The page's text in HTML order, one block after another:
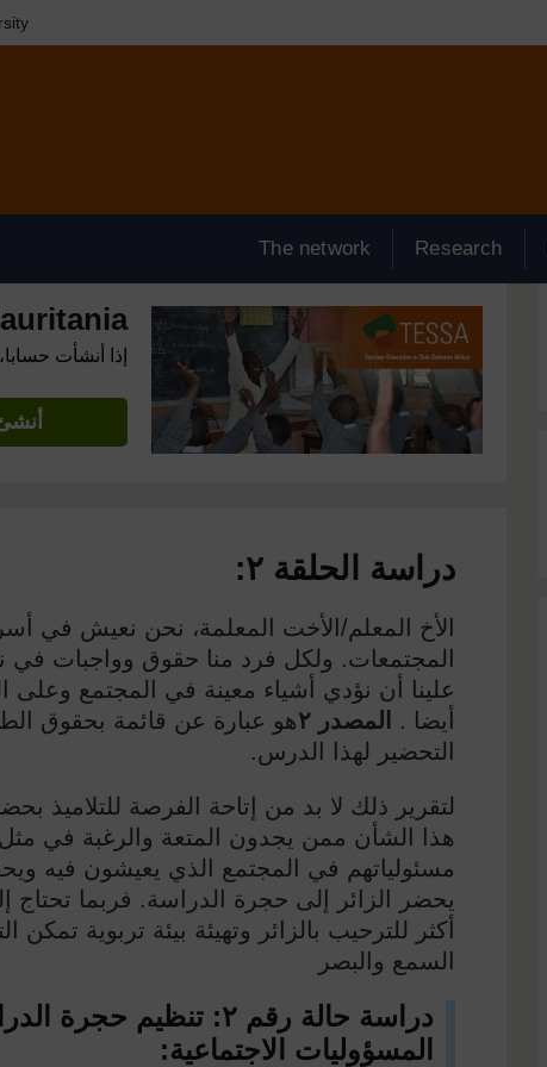
Research
The network
إذا أنشأت
دراسة الحلقة٢:
الأخ المعلم/الأخت المعلمة، نحن نعيش في
المجتمعات. ولكل فرد منا حقوق وواجبات
علينا أن نؤدي أشياء معينة في المجتمع وعلى
أيضا .
المصدر٢هو عبارة عن قائمة بحقوق
التحضير لهذا الدرس.
لتقرير ذلك لا بد من إتاحة الفرصة
هذا الشأن ممن يجدون المتعة والرغبة في
مسئولياتهم في المجتمع الذي يعيشون فيه
يحضر الزائر إلى حجرة الدراسة. فربما تحتاج
أكثر للترحيب بالزائر وتهيئة بيئة تربوية
السمع والبصر
دراسة حالة رقم٢: تنظيم حجرة
المسؤوليات الاجتماعية: